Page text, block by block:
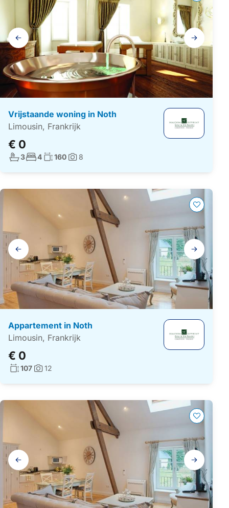
Galerij
navigatie
Vrijstaande woning in Noth
Limousin, Frankrijk
€ 0
Aantal badkamers:
3Aantal slaapkamers:
4Woonoppervlakte:
160Foto's:
8
Galerij
navigatie
Appartement in Noth
Limousin, Frankrijk
€ 0
Woonoppervlakte:
107 Foto's:
12
Galerij
navigatie